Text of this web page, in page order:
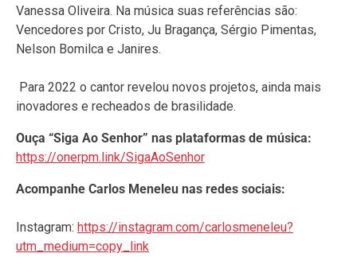
Vanessa Oliveira. Na música suas referências são:
Vencedores por Cristo, Ju Bragança, Sérgio Pimentas,
Nelson Bomilca e Janires.
Para 2022 o cantor revelou novos projetos, ainda mais
inovadores e recheados de brasilidade.
Ouça “Siga Ao Senhor” nas plataformas de música:
https://onerpm.link/SigaAoSenhor
Acompanhe Carlos Meneleu nas redes sociais:
Instagram: https://instagram.com/carlosmeneleu?
utm_medium=copy_link